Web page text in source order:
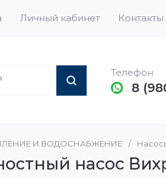
Личный кабинет Контакты
Телефон
8
Раковины
Котлы и Бойлеры
И ВОДОСНАБЖЕНИЕ /
насос